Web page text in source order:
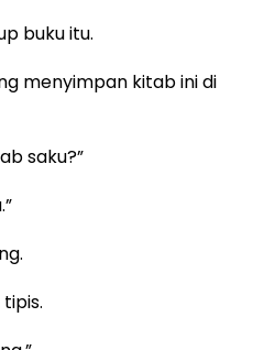
buku itu.
menyimpan kitab ini di
saku?”